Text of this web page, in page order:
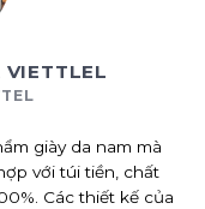
giày da nam mà
với túi tiền, chất
Các thiết kế của